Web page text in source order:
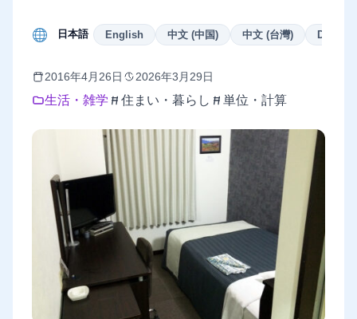
日本語 English 中文 (中国) 中文 (台灣) Deutsch
2016年4月26日 2026年3月29日
生活・雑学 住まい・暮らし 単位・計算